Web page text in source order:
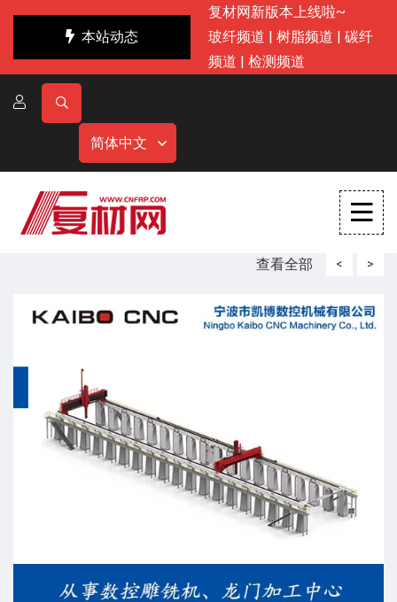
本站动态
复材网新版本上线啦~
玻纤频道 | 树脂频道 | 碳纤
频道 | 检测频道
简体中文
查看全部 < >